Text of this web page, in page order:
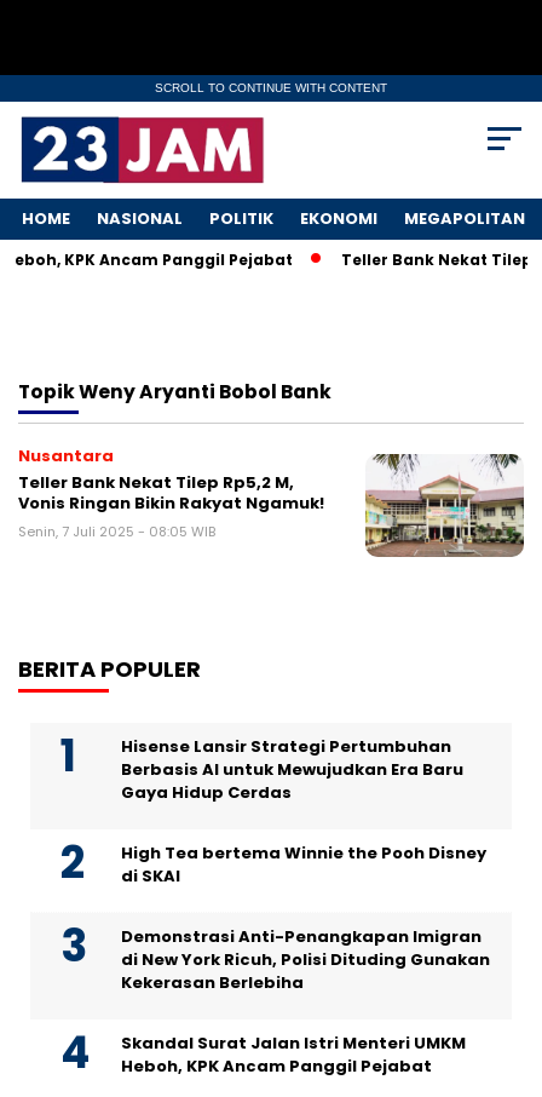
SCROLL TO CONTINUE WITH CONTENT
HOME NASIONAL POLITIK EKONOMI MEGAPOLITAN
KPK Ancam Panggil Pejabat Teller Bank Nekat Tilep
TopikWeny Aryanti Bobol Bank
Nusantara
Teller Bank Nekat Tilep Rp5,2 M,
Vonis Ringan Bikin Rakyat Ngamuk!
Senin, 7 Juli 2025 - 08:05 WIB
BERITA POPULER
Hisense Lansir Strategi Pertumbuhan
Berbasis AI untuk Mewujudkan Era Baru
Gaya Hidup Cerdas
High Tea bertema Winnie the Pooh Disney
di SKAI
Demonstrasi Anti-Penangkapan Imigran
di New York Ricuh, Polisi Dituding Gunakan
Kekerasan Berlebiha
Skandal Surat Jalan Istri Menteri UMKM
Heboh, KPK Ancam Panggil Pejabat